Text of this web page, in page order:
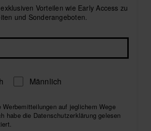
Look mitDamen-Flip-Flops,
Taschenfür ein praktisches und
Outfit.
Bikinis und mache dich bereit,
mit Komfort, Farbe und
zu genießen.
Vorteilen wie Early Access zu
und Sonderangeboten.
Männlich
Werbemitteilungen auf jeglichem Wege
habe die Datenschutzerklärung gelesen